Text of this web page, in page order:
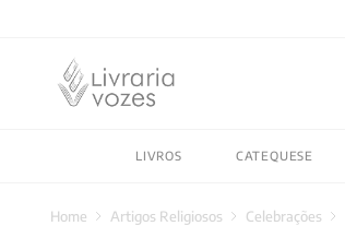
LIVROS CATEQUESE
Artigos Religiosos Celebrações